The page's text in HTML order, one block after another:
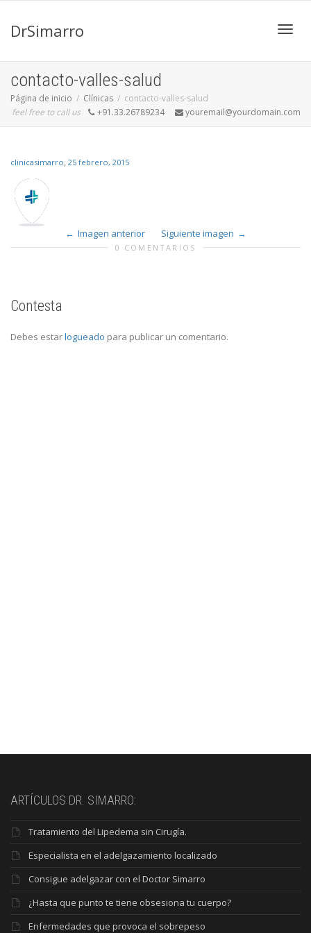
DrSimarro
contacto-valles-salud
Página de inicio Clínicas
contacto-valles-salud
feel free to call us
+91.33.26789234 youremail@yourdomain.com
clinicasimarro, 25 febrero, 2015
Imagen anterior Siguiente imagen
0 COMENTARIOS
Contesta
Debes estarlogueado para publicar un comentario.
ARTÍCULOS DR. SIMARRO:
Tratamiento del Lipedema sin Cirugía.
Especialista en el adelgazamiento localizado
Consigue adelgazar con el Doctor Simarro
¿Hasta que punto te tiene obsesiona tu cuerpo?
Enfermedades que provoca el sobrepeso